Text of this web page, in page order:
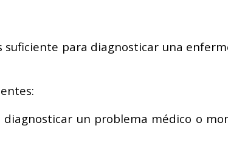
para diagnosticar una
diagnosticar un problema médico o